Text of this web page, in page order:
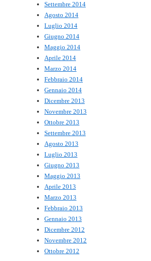
Settembre 2014
Agosto 2014
Luglio 2014
Giugno 2014
Maggio 2014
Aprile 2014
Marzo 2014
Febbraio 2014
Gennaio 2014
Dicembre 2013
Novembre 2013
Ottobre 2013
Settembre 2013
Agosto 2013
Luglio 2013
Giugno 2013
Maggio 2013
Aprile 2013
Marzo 2013
Febbraio 2013
Gennaio 2013
Dicembre 2012
Novembre 2012
Ottobre 2012